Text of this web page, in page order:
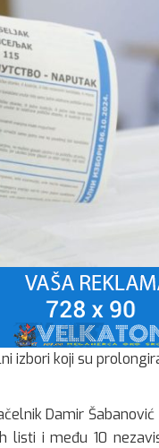
izbori koji su
Damir
listi i među 10